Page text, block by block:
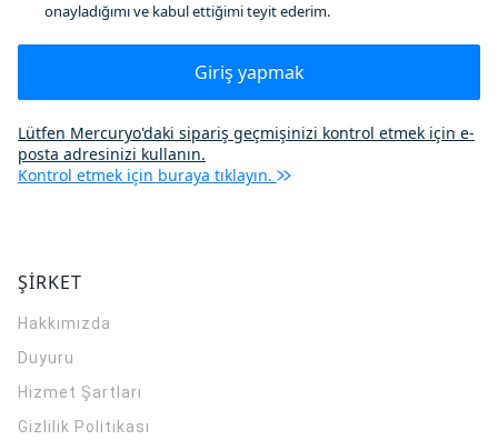
onayladığımı ve kabul ettiğimi teyit ederim.
Giriş yapmak
Lütfen Mercuryo'daki sipariş geçmişinizi kontrol etmek için e-
posta adresinizi kullanın.
Kontrol etmek için buraya tıklayın.
ŞİRKET
Hakkımızda
Duyuru
Hizmet Şartları
Gizlilik Politikası